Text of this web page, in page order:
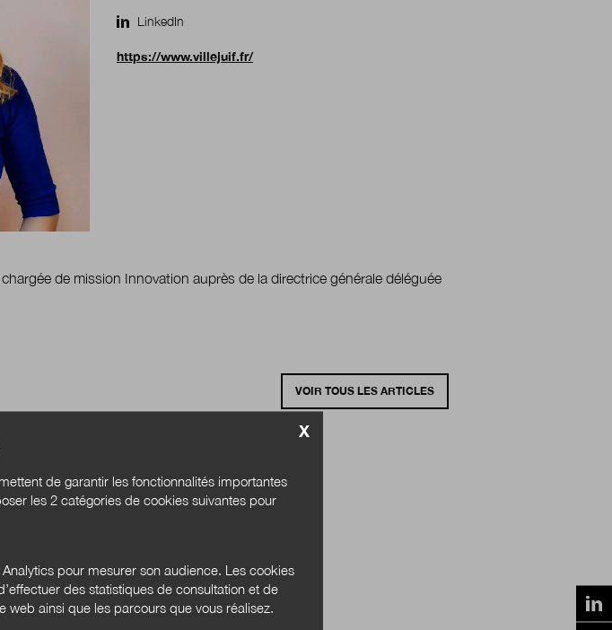
LinkedIn
https://www.villejuif.fr/
de mission Innovation auprès de la directrice générale déléguée
VOIR TOUS LES ARTICLES
X
de garantir les fonctionnalités importantes
les 2 catégories de cookies suivantes pour
pour mesurer son audience. Les cookies
des statistiques de consultation et de
ainsi que les parcours que vous réalisez.